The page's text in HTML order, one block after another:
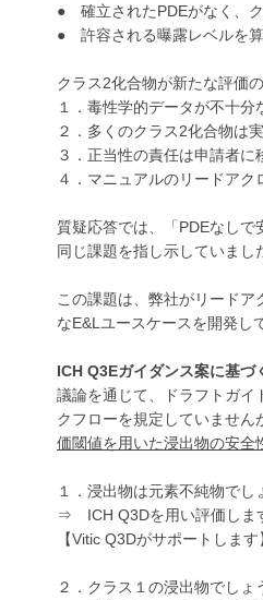
● 確立されたPDEがなく、
● 許容される曝露レベルを
クラス2化合物が新たな評価
１．毒性学的データが不十
２．多くのクラス2化合物は
３．正当性の責任は申請者
４．マニュアルのリードア
質疑応答では、「PDEなし
同じ課題を指し示していまし
この課題は、弊社がリード
なE&Lユースケースを開発し
ICH Q3Eガイダンス案に基
議論を通じて、ドラフトガイ
クフローを規定していませ
価閾値を用いた浸出物の安全
１．浸出物は元素不純物でし
⇒ ICH Q3Dを用い評価しま
【Vitic Q3Dがサポートします
２．クラス１の浸出物でしょ